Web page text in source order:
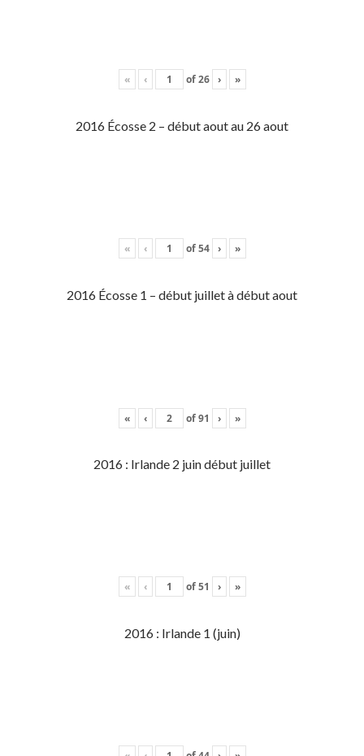
« ‹ of26 › »
2016 Écosse 2 – début aout au 26 aout
« ‹ of54 › »
2016 Écosse 1 – début juillet à début aout
« ‹ of91 › »
2016 : Irlande 2 juin début juillet
« ‹ of51 › »
2016 : Irlande 1 (juin)